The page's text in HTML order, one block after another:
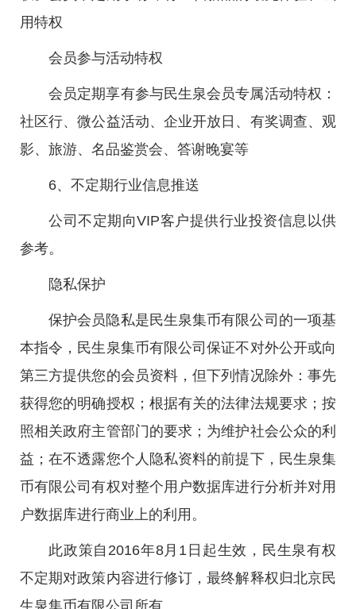
用特权
会员参与活动特权
会员定期享有参与民生泉会员专属活动特权：
社区行、微公益活动、企业开放日、有奖调查、观
影、旅游、名品鉴赏会、答谢晚宴等
6、不定期行业信息推送
公司不定期向VIP客户提供行业投资信息以供
参考。
隐私保护
保护会员隐私是民生泉集币有限公司的一项基
本指令，民生泉集币有限公司保证不对外公开或向
第三方提供您的会员资料，但下列情况除外：事先
获得您的明确授权；根据有关的法律法规要求；按
照相关政府主管部门的要求；为维护社会公众的利
益；在不透露您个人隐私资料的前提下，民生泉集
币有限公司有权对整个用户数据库进行分析并对用
户数据库进行商业上的利用。
此政策自2016年8月1日起生效，民生泉有权
不定期对政策内容进行修订，最终解释权归北京民
生泉集币有限公司所有。